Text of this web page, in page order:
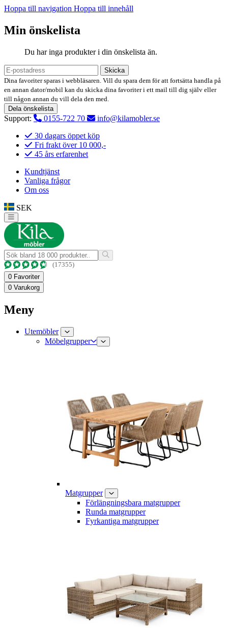
Hoppa till navigation Hoppa till innehåll
Min önskelista
Du har inga produkter i din önskelista än.
Skicka
Dina favoriter sparas i webbläsaren. Vill du spara dem för att fortsätta handla på
en annan dator/mobil kan du skicka dina favoriter i ett mail till dig själv eller
till någon annan du vill dela den med.
Dela önskelista
Support: 0155-722 70
info@kilamobler.se
30 dagars öppet köp
Fri frakt över 10 000,-
45 års erfarenhet
Kundtjänst
Vanliga frågor
Om oss
SEK
(17355)
0 Favoriter
0 Varukorg
Meny
Utemöbler
Möbelgrupper
Matgrupper
Förlängningsbara matgrupper
Runda matgrupper
Fyrkantiga matgrupper